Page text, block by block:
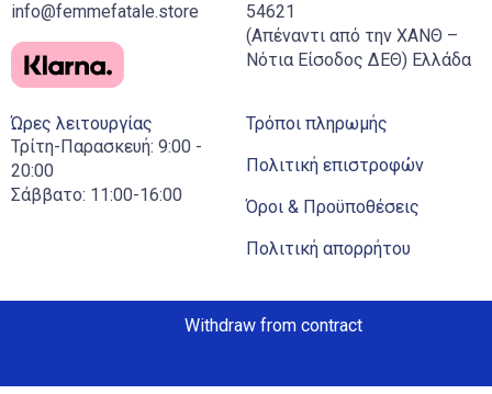
info@femmefatale.store
54621
(Απέναντι από την ΧΑΝΘ –
Νότια Είσοδος ΔΕΘ) Ελλάδα
Ώρες λειτουργίας
Τρίτη-Παρασκευή: 9:00 -
20:00
Σάββατο: 11:00-16:00
Τρόποι πληρωμής
Πολιτική επιστροφών
Όροι & Προϋποθέσεις
Πολιτική απορρήτου
Withdraw from contract